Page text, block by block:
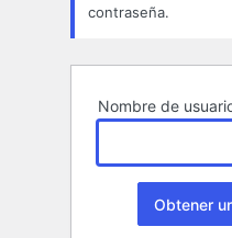
contraseña.
Nombre de